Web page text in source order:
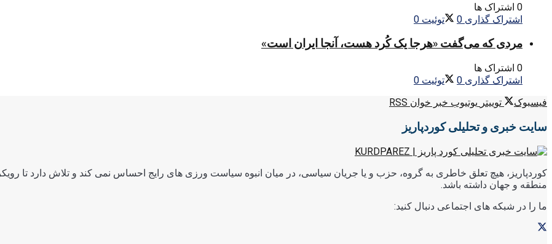
0 اشتراک ها
اشتراک گذاری 0 توئیت 0
مردی که می‌گفت «هرجا یک کُرد هست، آنجا ایران است»
0 اشتراک ها
اشتراک گذاری 0 توئیت 0
فیسبوک
توییتر یوتیوب خبر خوان RSS
سایت خبری و تحلیلی کوردپاریز
کوردپاریز، هیچ تعلق خاطری به گروه، حزب و یا جریان سیاسی، در میان انبوه سیاست ورزی های رایج احساس نمی کند و تلاش دارد تا
منطقه و جهان داشته باشد.
ما را در شبکه های اجتماعی دنبال کنید: